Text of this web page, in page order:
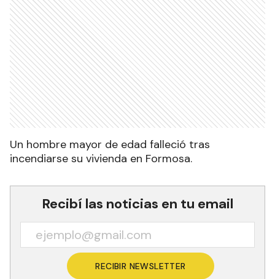
Un hombre mayor de edad falleció tras
incendiarse su vivienda en Formosa.
Recibí las noticias en tu email
RECIBIR NEWSLETTER